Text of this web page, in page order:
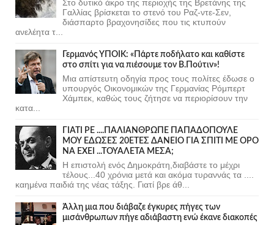
Στο δυτικό άκρο της περιοχής της Βρετάνης της
Γαλλίας βρίσκεται το στενό του Ραζ-ντε-Σεν,
διάσπαρτο βραχονησίδες που τις κτυπούν
ανελέητα τ...
Γερμανός ΥΠΟΙΚ: «Πάρτε ποδήλατο και καθίστε
στο σπίτι για να πιέσουμε τον Β.Πούτιν»!
Μια απίστευτη οδηγία προς τους πολίτες έδωσε ο
υπουργός Οικονομικών της Γερμανίας Ρόμπερτ
Χάμπεκ, καθώς τους ζήτησε να περιορίσουν την
κατα...
ΓΙΑΤΙ ΡΕ ....ΠΑΛΙΑΝΘΡΩΠΕ ΠΑΠΑΔΟΠΟΥΛΕ
ΜΟΥ ΕΔΩΣΕΣ 20ΕΤΕΣ ΔΑΝΕΙΟ ΓΙΑ ΣΠΙΤΙ ΜΕ ΟΡΟ
ΝΑ ΕΧΕΙ ...ΤΟΥΑΛΕΤΑ ΜΕΣΑ;
Η επιστολή ενός Δημοκράτη,διαβάστε το μέχρι
τέλους...40 χρόνια μετά και ακόμα τυραννάς τα ....
καημένα παιδιά της νέας τάξης. Γιατί βρε άθ...
Άλλη μια που διάβαζε έγκυρες πήγες των
μισάνθρωπων πήγε αδιάβαστη ενώ έκανε διακοπές